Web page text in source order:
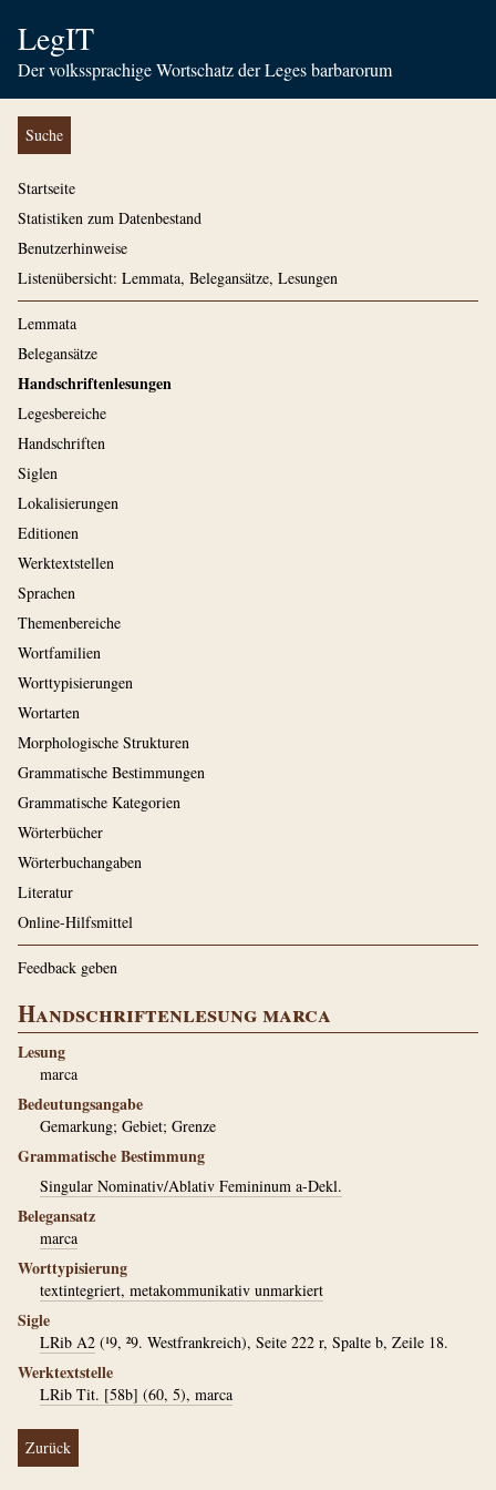
LegIT
Der volkssprachige Wortschatz der Leges barbarorum
Suche
Startseite
Statistiken zum Datenbestand
Benutzerhinweise
Listenübersicht: Lemmata, Belegansätze, Lesungen
Lemmata
Belegansätze
Handschriftenlesungen
Legesbereiche
Handschriften
Siglen
Lokalisierungen
Editionen
Werktextstellen
Sprachen
Themenbereiche
Wortfamilien
Worttypisierungen
Wortarten
Morphologische Strukturen
Grammatische Bestimmungen
Grammatische Kategorien
Wörterbücher
Wörterbuchangaben
Literatur
Online-Hilfsmittel
Feedback geben
Handschriftenlesung marca
Lesung
marca
Bedeutungsangabe
Gemarkung; Gebiet; Grenze
Grammatische Bestimmung
Singular Nominativ/Ablativ Femininum a-Dekl.
Belegansatz
marca
Worttypisierung
textintegriert, metakommunikativ unmarkiert
Sigle
LRib A2 (¹9, ²9. Westfrankreich), Seite 222 r, Spalte b, Zeile 18.
Werktextstelle
LRib Tit. [58b] (60, 5), marca
Zurück